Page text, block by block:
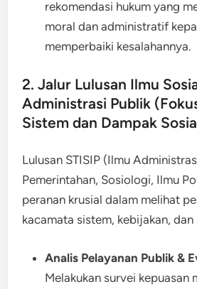
rekomendasi hukum yang
moral dan administratif
memperbaiki kesalahannya.
2. Jalur Lulusan Ilmu
Administrasi Publik
Sistem dan Dampak
Lulusan STISIP (Ilmu
Pemerintahan, Sosiologi, Ilmu
peranan krusial dalam melihat
kacamata sistem, kebijakan, dan
Analis Pelayanan Publik &
Melakukan survei kepuasan